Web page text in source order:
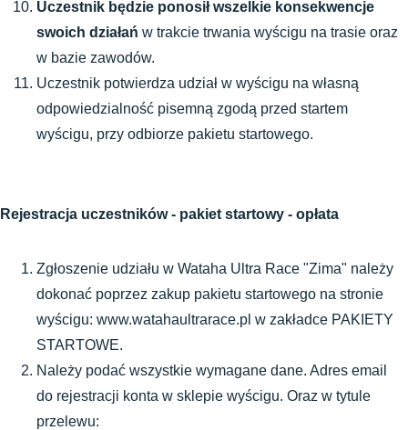
Uczestnik będzie ponosił wszelkie konsekwencje
swoich działań w trakcie trwania wyścigu na trasie oraz
w bazie zawodów.
Uczestnik potwierdza udział w wyścigu na własną
odpowiedzialność pisemną zgodą przed startem
wyścigu, przy odbiorze pakietu startowego.
Rejestracja uczestników - pakiet startowy - opłata
Zgłoszenie udziału w Wataha Ultra Race "Zima" należy
dokonać poprzez zakup pakietu startowego na stronie
wyścigu: www.watahaultrarace.pl w zakładce PAKIETY
STARTOWE.
Należy podać wszystkie wymagane dane. Adres email
do rejestracji konta w sklepie wyścigu. Oraz w tytule
przelewu: